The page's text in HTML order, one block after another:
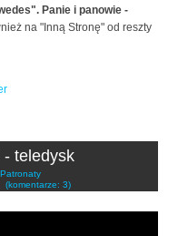
Panie i panowie -
na "Inną Stronę" od reszty
- teledysk
Patronaty
(komentarze: 3)